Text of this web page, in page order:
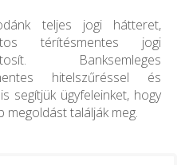
teljes jogi hátteret,
térítésmentes jogi
Banksemleges
hitelszűréssel és
segítjük ügyfeleinket, hogy
megoldást találják meg.